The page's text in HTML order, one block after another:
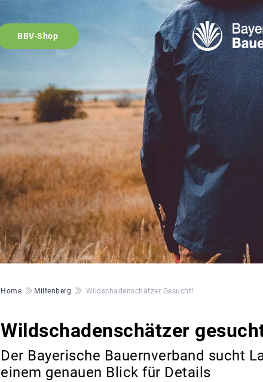
BBV-Shop
Pfadnavigation
Home Miltenberg Wildschadenschätzer Gesucht!
Wildschadenschätzer
Der Bayerische Bauernverband sucht
einem genauen Blick für Details